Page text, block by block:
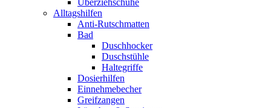
Überziehschuhe
Alltagshilfen
Anti-Rutschmatten
Bad
Duschhocker
Duschstühle
Haltegriffe
Dosierhilfen
Einnehmebecher
Greifzangen